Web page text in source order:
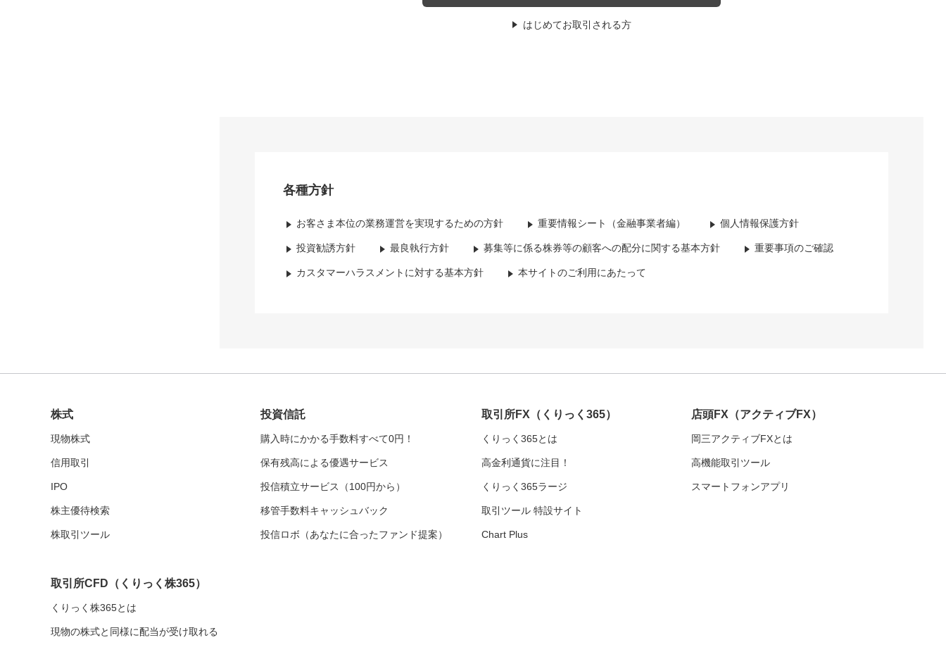
はじめてお取引される方
各種方針
お客さま本位の業務運営を実現するための方針 重要情報シート（金融事業者編） 個人情報保護方針
投資勧誘方針 最良執行方針 募集等に係る株券等の顧客への配分に関する基本方針 重要事項のご確認
カスタマーハラスメントに対する基本方針 本サイトのご利用にあたって
株式
現物株式
信用取引
IPO
株主優待検索
株取引ツール
投資信託
購入時にかかる手数料すべて0円！
保有残高による優遇サービス
投信積立サービス（100円から）
移管手数料キャッシュバック
投信ロボ（あなたに合ったファンド提案）
取引所FX （くりっく365）
くりっく365とは
高金利通貨に注目！
くりっく365ラージ
取引ツール 特設サイト
Chart Plus
店頭FX （アクティブFX）
岡三アクティブFXとは
高機能取引ツール
スマートフォンアプリ
取引所CFD （くりっく株365）
くりっく株365とは
現物の株式と同様に配当が受け取れる